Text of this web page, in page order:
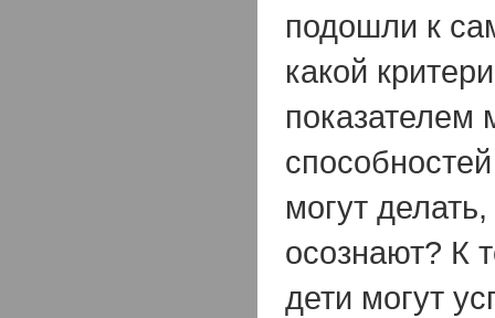
подошли к
какой
показателем
могут
осознают? К
дети могут